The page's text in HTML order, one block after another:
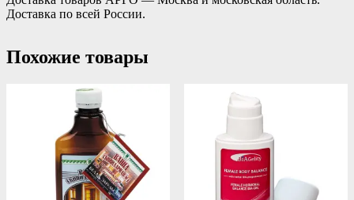
Доставка по всей России.
Похожие товары